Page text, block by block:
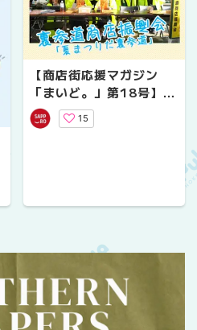
【商店街応援マガジン
「まいど。」第18号】裏
参道商店振興会「夏まつ
りだ裏参道」
15